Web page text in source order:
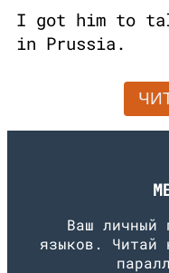
I got him to
in Prussia.
Ваш личный
языков. Читай